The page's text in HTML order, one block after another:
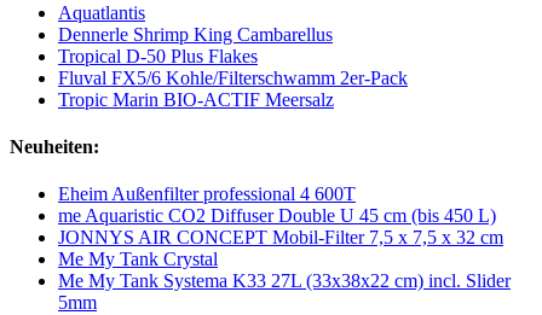
Aquatlantis
Dennerle Shrimp King Cambarellus
Tropical D-50 Plus Flakes
Fluval FX5/6 Kohle/Filterschwamm 2er-Pack
Tropic Marin BIO-ACTIF Meersalz
Neuheiten:
Eheim Außenfilter professional 4 600T
me Aquaristic CO2 Diffuser Double U 45 cm (bis 450 L)
JONNYS AIR CONCEPT Mobil-Filter 7,5 x 7,5 x 32 cm
Me My Tank Crystal
Me My Tank Systema K33 27L (33x38x22 cm) incl. Slider
5mm